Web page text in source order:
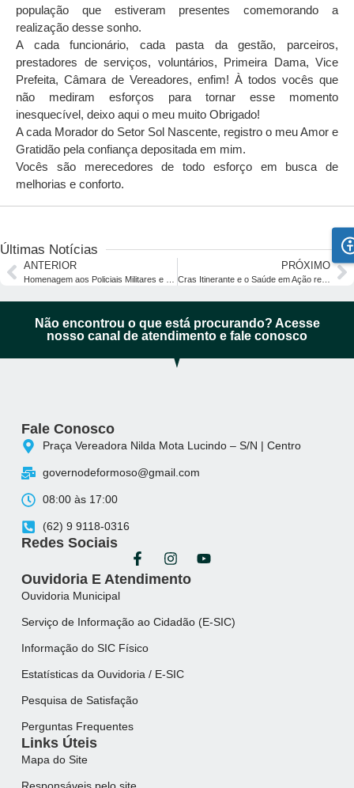
população que estiveram presentes comemorando a
realização desse sonho.
A cada funcionário, cada pasta da gestão, parceiros,
prestadores de serviços, voluntários, Primeira Dama, Vice
Prefeita, Câmara de Vereadores, enfim! À todos vocês que
não mediram esforços para tornar esse momento
inesquecível, deixo aqui o meu muito Obrigado!
A cada Morador do Setor Sol Nascente, registro o meu Amor e
Gratidão pela confiança depositada em mim.
Vocês são merecedores de todo esforço em busca de
melhorias e conforto.
Últimas Notícias
ANTERIOR PRÓXIMO
Cras Itinerante e o Saúde em Ação realizam grande evento beneficente no Setor Sol Nascente.
Não encontrou o que está procurando? Acesse
nosso canal de atendimento e fale conosco
Fale Conosco
Praça Vereadora Nilda Mota Lucindo – S/N | Centro
governodeformoso@gmail.com
08:00 às 17:00
(62) 9 9118-0316
Redes Sociais
Ouvidoria E Atendimento
Ouvidoria Municipal
Serviço de Informação ao Cidadão (E-SIC)
Informação do SIC Físico
Estatísticas da Ouvidoria / E-SIC
Pesquisa de Satisfação
Perguntas Frequentes
Links Úteis
Mapa do Site